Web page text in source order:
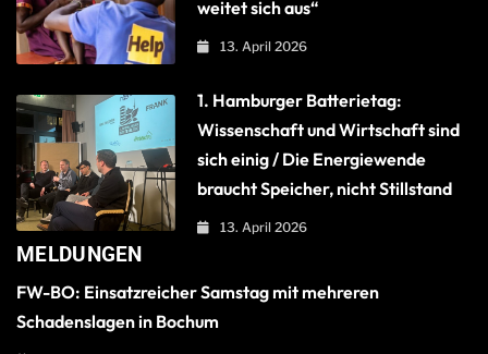
weitet sich aus“
13. April 2026
1. Hamburger Batterietag:
Wissenschaft und Wirtschaft sind
sich einig / Die Energiewende
braucht Speicher, nicht Stillstand
13. April 2026
MELDUNGEN
FW-BO: Einsatzreicher Samstag mit mehreren
Schadenslagen in Bochum